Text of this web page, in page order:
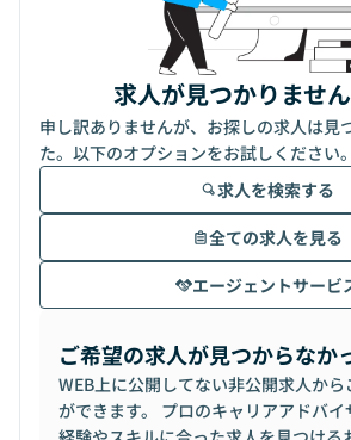
求人が見つかりませ
申し訳ありませんが、お探しの求人は見
た。以下のオプションをお試しください。
求人を検索する
全ての求人を見る
エージェントサービ
ご希望の求人が見つからなか
WEB上に公開してない非公開求人から
ができます。 プロのキャリアアドバ